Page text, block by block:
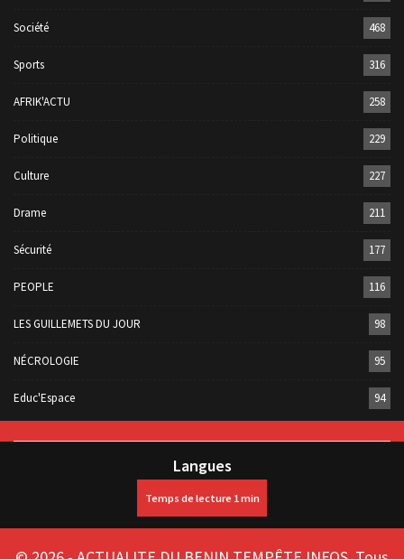
Société 468
Sports 316
AFRIK'ACTU 258
Politique 229
Culture 227
Drame 211
Sécurité 177
PEOPLE 116
LES GUILLEMETS DU JOUR 98
NÉCROLOGIE 95
Educ'Espace 94
Langues